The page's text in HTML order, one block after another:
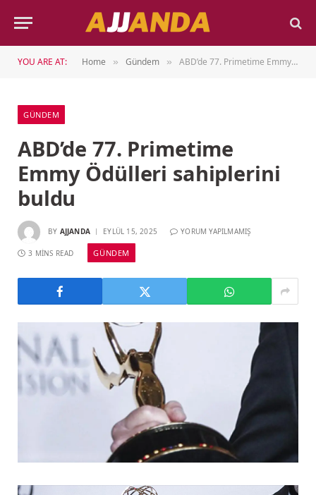
YOU ARE AT: Home » Gündem » ABD’de 77. Primetime Emmy Ödülleri sahiplerini buldu
GÜNDEM
ABD’de 77. Primetime
Emmy Ödülleri sahiplerini
buldu
BY AJJANDA EYLÜL 15, 2025 YORUM YAPILMAMIŞ
3 MINS READ GÜNDEM